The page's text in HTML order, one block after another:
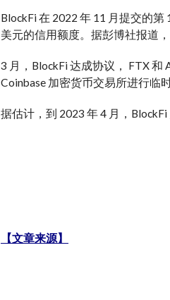
BlockFi 在 2022 年 11 月提交的
美元的信用额度。据彭博社报道
3 月，BlockFi 达成协议， FTX 和
Coinbase 加密货币交易所进行临
据估计，到 2023 年 4 月，
【文章来源】